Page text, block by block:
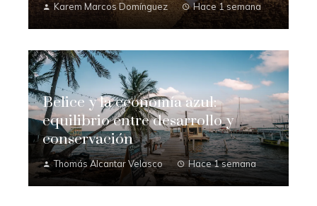
Karem Marcos Domínguez Hace 1 semana
Belice y la economía azul:
equilibrio entre desarrollo y
conservación
Thomás Alcantar Velasco Hace 1 semana